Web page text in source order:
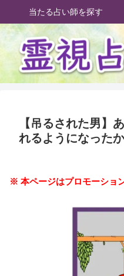
当たる占い師を探す
【吊るされた男】
れるようになった
※ 本ページはプロモーショ